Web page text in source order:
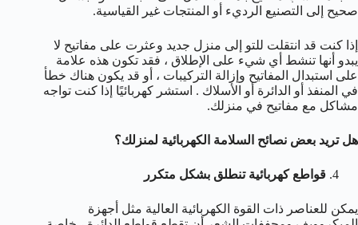
صحيح إلى التصنيع الرديء أو المنتجات غير القياسية.
إذا كنت قد انتقلت للتو إلى منزل جديد وعثرت على مفاتيح لا
يبدو أنها تنشط أي شيء على الإطلاق ، فقد تكون هذه علامة
على استبدال المفاتيح وإزالة التركيبات ، أو قد يكون هناك خطأ
في المنفذ أو الدائرة أو الأسلاك . استشر كهربائيًا إذا كنت تواجه
مشاكل مع مفاتيح في منزلك.
هل تريد بعض نصائح السلامة الكهربائية لمنزلك؟
قواطع كهربائية تنطلق بشكل متكرر
يمكن للعناصر ذات القوة الكهربائية العالية مثل أجهزة